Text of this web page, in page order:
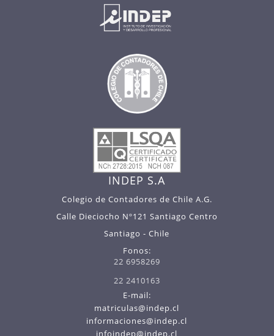
INDEP S.A
Colegio de Contadores de Chile A.G.
Calle Dieciocho Nº121 Santiago Centro
Santiago - Chile
Fonos:
22 6958269
22 2410163
E-mail:
matriculas@indep.cl
informaciones@indep.cl
infoindep@indep.cl